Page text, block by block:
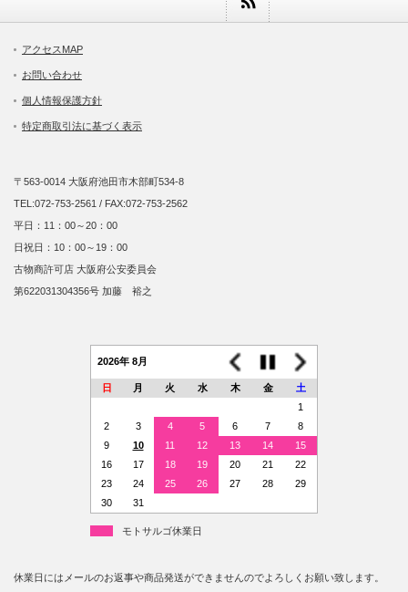
アクセスMAP
お問い合わせ
個人情報保護方針
特定商取引法に基づく表示
〒563-0014 大阪府池田市木部町534-8
TEL:072-753-2561 / FAX:072-753-2562
平日：11：00～20：00
日祝日：10：00～19：00
古物商許可店 大阪府公安委員会
第622031304356号 加藤 裕之
2026年 8月
日 月 火 水 木 金
土
1
2
3 4 5 6 7
8
9
10 11 12 13 14
15
16
17 18 19 20 21
22
23
24 25 26 27 28
29
30
31
モトサルゴ休業日
休業日にはメールのお返事や商品発送ができませんのでよろしくお願い致します。